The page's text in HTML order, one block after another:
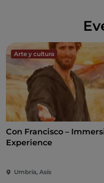
Arte y cultura
Con Francisco –
Experience
Umbría, Asís